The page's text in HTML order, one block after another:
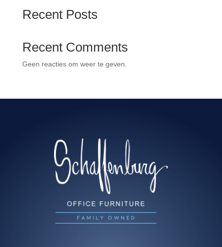
Recent Posts
Recent Comments
Geen reacties om weer te geven.